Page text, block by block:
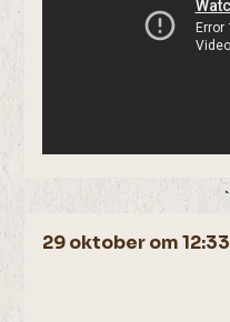
29 oktober om 12:33